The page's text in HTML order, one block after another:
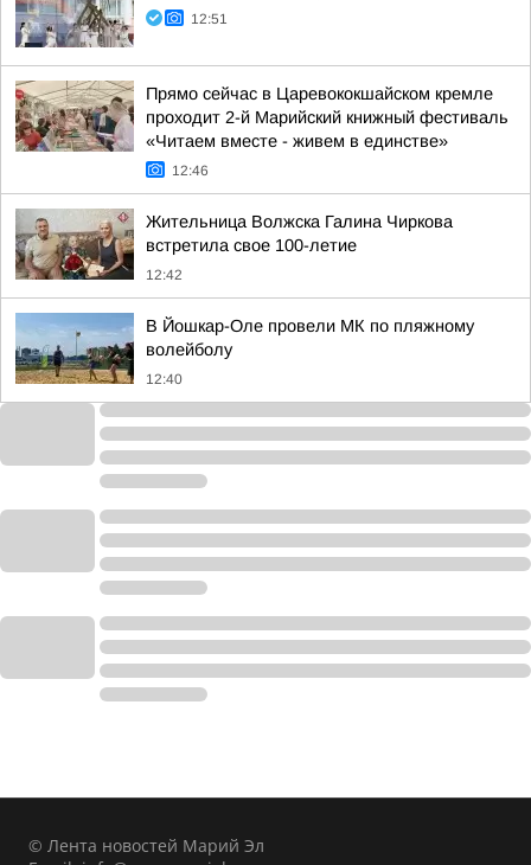
12:51
Прямо сейчас в Царевококшайском кремле
проходит 2-й Марийский книжный фестиваль
«Читаем вместе - живем в единстве»
12:46
Жительница Волжска Галина Чиркова
встретила свое 100-летие
12:42
В Йошкар-Оле провели МК по пляжному
волейболу
12:40
© Лента новостей Марий Эл